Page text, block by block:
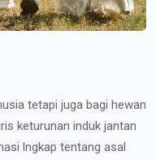
tetapi juga bagi hewan
keturunan induk jantan
lngkap tentang asal